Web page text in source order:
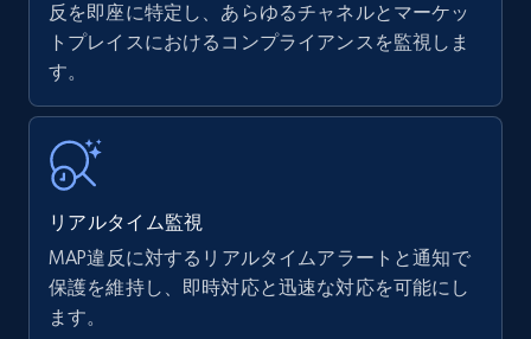
反を即座に特定し、あらゆるチャネルとマーケッ
トプレイスにおけるコンプライアンスを監視しま
す。
リアルタイム監視
MAP違反に対するリアルタイムアラートと通知で
保護を維持し、即時対応と迅速な対応を可能にし
ます。